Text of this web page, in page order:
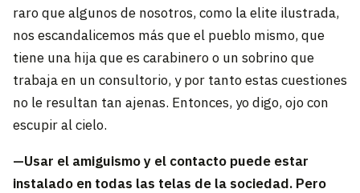
raro que algunos de nosotros, como la elite ilustrada,
nos escandalicemos más que el pueblo mismo, que
tiene una hija que es carabinero o un sobrino que
trabaja en un consultorio, y por tanto estas cuestiones
no le resultan tan ajenas. Entonces, yo digo, ojo con
escupir al cielo.
—Usar el amiguismo y el contacto puede estar
instalado en todas las telas de la sociedad. Pero